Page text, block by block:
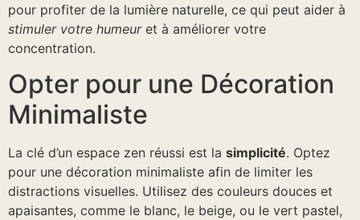
pour profiter de la lumière naturelle, ce qui peut aider à
stimuler votre humeuret à améliorer votre
concentration.
Opter pour une Décoration
Minimaliste
La clé d’un espace zen réussi est la simplicité. Optez
pour une décoration minimaliste afin de limiter les
distractions visuelles. Utilisez des couleurs douces et
apaisantes, comme le blanc, le beige, ou le vert pastel,